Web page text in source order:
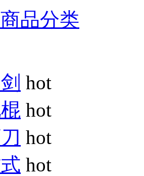
品分类
hot
hot
hot
hot